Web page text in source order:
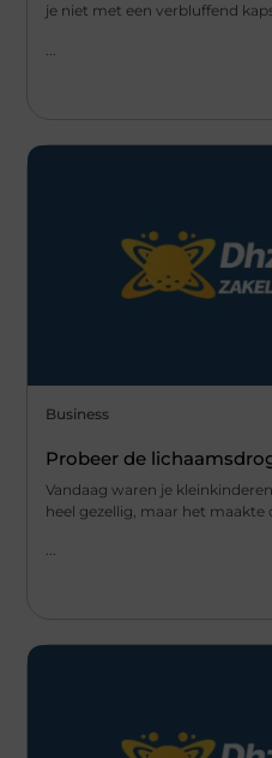
je niet met een verbluffend
Business
Probeer de
Vandaag waren je
heel gezellig, maar het maakte
...